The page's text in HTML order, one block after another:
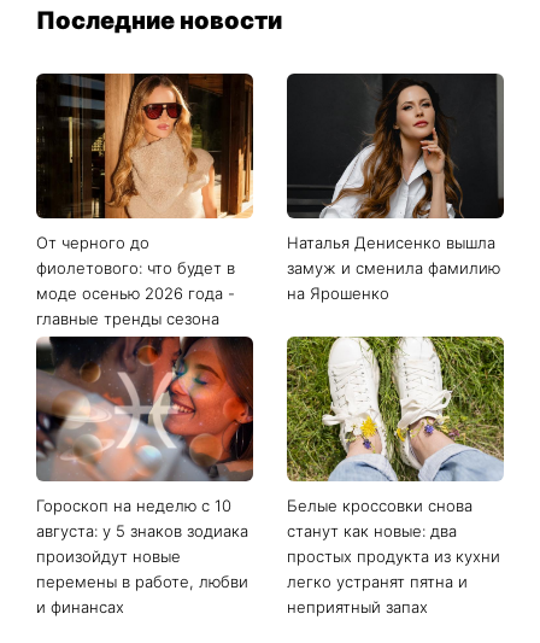
Последние новости
От черного до
фиолетового: что будет в
моде осенью 2026 года -
главные тренды сезона
Наталья Денисенко вышла
замуж и сменила фамилию
на Ярошенко
Гороскоп на неделю с 10
августа: у 5 знаков зодиака
произойдут новые
перемены в работе, любви
и финансах
Белые кроссовки снова
станут как новые: два
простых продукта из кухни
легко устранят пятна и
неприятный запах